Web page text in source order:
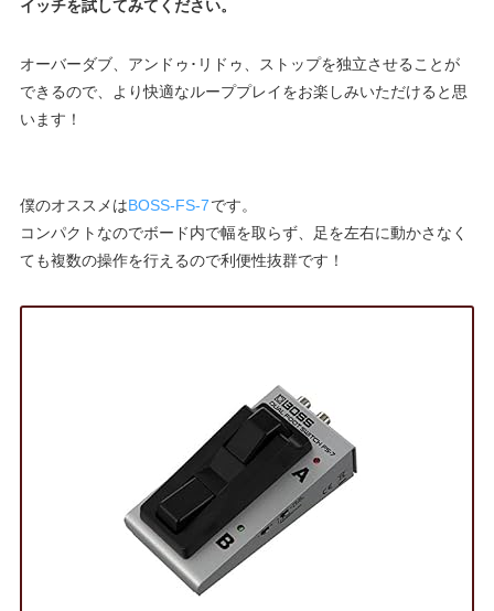
イッチを試してみてください。
オーバーダブ、アンドゥ･リドゥ、ストップを独立させることが
できるので、より快適なループプレイをお楽しみいただけると思
います！
僕のオススメはBOSS-FS-7です。
コンパクトなのでボード内で幅を取らず、足を左右に動かさなく
ても複数の操作を行えるので利便性抜群です！